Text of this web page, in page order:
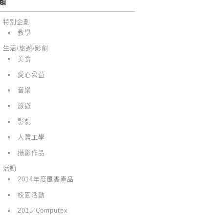
特別企劃
教學
生活/旅遊/影劇
美食
愛心公益
音樂
旅遊
影劇
人體工學
攝影作品
活動
2014年度風雲產品
校園活動
2015 Computex